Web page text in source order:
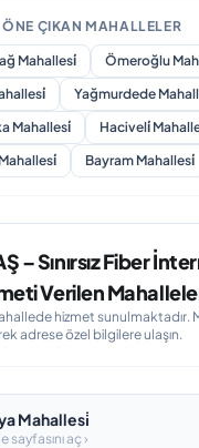
ÖNE ÇIKAN MAHALLELER
Mahallesi̇
Ömeroğlu
Yağmurdede
Mahallesi̇
Haciveli̇
Bayram Mahallesi̇
– Sınırsız Fiber
Verilen
hizmet sunulmaktadır.
adrese özel bilgilere ulaşın.
Mahallesi̇
sayfasını aç ›